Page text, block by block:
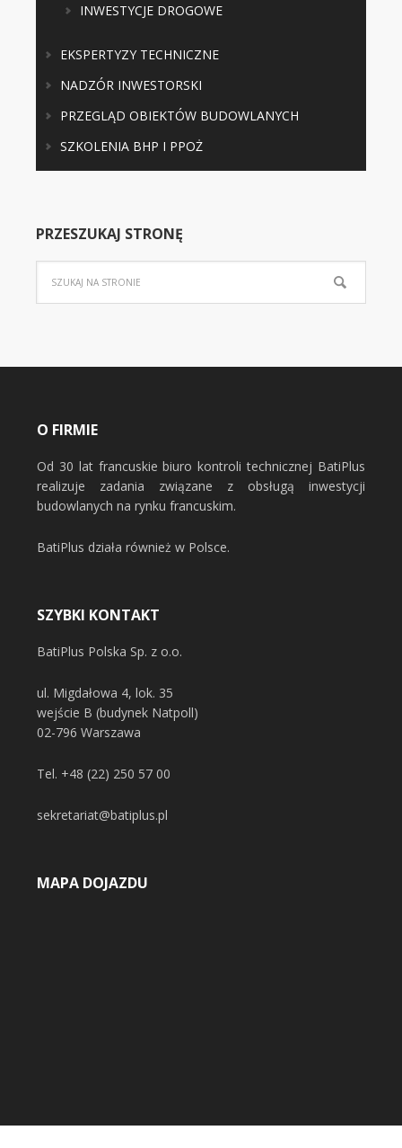
INWESTYCJE DROGOWE
EKSPERTYZY TECHNICZNE
NADZÓR INWESTORSKI
PRZEGLĄD OBIEKTÓW BUDOWLANYCH
SZKOLENIA BHP I PPOŻ
PRZESZUKAJ STRONĘ
O FIRMIE
Od 30 lat francuskie biuro kontroli technicznej BatiPlus
realizuje zadania związane z obsługą inwestycji
budowlanych na rynku francuskim.
BatiPlus działa również w Polsce.
SZYBKI KONTAKT
BatiPlus Polska Sp. z o.o.
ul. Migdałowa 4, lok. 35
wejście B (budynek Natpoll)
02-796 Warszawa
Tel. +48 (22) 250 57 00
sekretariat@batiplus.pl
MAPA DOJAZDU